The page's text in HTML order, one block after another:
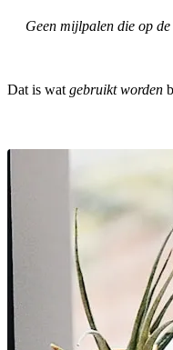
Geen mijlpalen die op
Dat is wat gebruikt worden